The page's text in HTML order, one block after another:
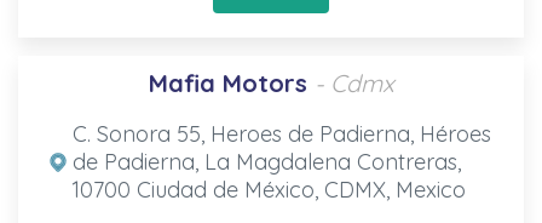
Mafia Motors - Cdmx
C. Sonora 55, Heroes de Padierna, Héroes
de Padierna, La Magdalena Contreras,
10700 Ciudad de México, CDMX, Mexico